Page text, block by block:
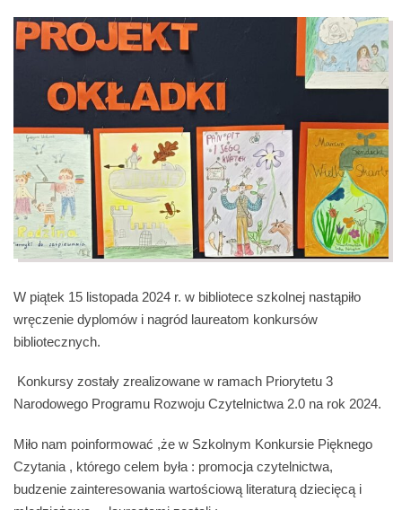
W piątek 15 listopada 2024 r. w bibliotece szkolnej nastąpiło
wręczenie dyplomów i nagród laureatom konkursów
bibliotecznych.
Konkursy zostały zrealizowane w ramach Priorytetu 3
Narodowego Programu Rozwoju Czytelnictwa 2.0 na rok 2024.
Miło nam poinformować ,że w Szkolnym Konkursie Pięknego
Czytania , którego celem była : promocja czytelnictwa,
budzenie zainteresowania wartościową literaturą dziecięcą i